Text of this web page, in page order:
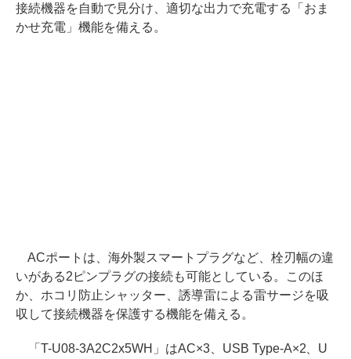
接続機器を自動で見分け、適切な出力で充電する「おま
かせ充電」機能を備える。
ACポートは、海外製スマートプラグなど、栓刃幅の違
いがある2ピンプラグの接続も可能としている。このほ
か、ホコリ防止シャッター、誘導雷による雷サージを吸
収して接続機器を保護する機能を備える。
「T-U08-3A2C2x5WH」はAC×3、USB Type-A×2、U